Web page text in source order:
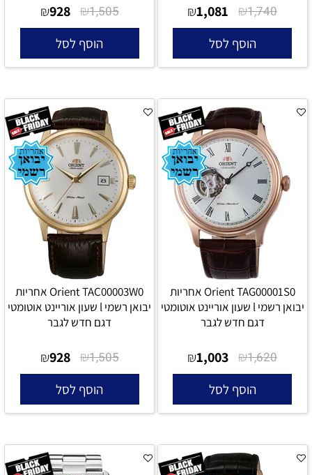
₪1,740
₪1,081
הוסף לסל
₪1,505
₪928
הוסף לסל
Orient TAG00001S0 אחריות
יבואן רשמי l שעון אוריינט אוטומטי
דגם חדש לגבר
₪1,620
₪1,003
הוסף לסל
Orient TAC00003W0 אחריות
יבואן רשמי l שעון אוריינט אוטומטי
דגם חדש לגבר
₪1,505
₪928
הוסף לסל